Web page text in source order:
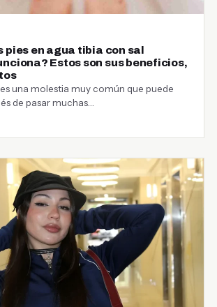
pies en agua tibia con sal
Estos son sus beneficios,
una molestia muy común que puede
de pasar muchas…